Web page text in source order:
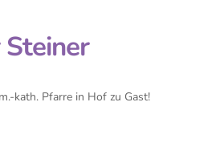
kath. Pfarre in Hof zu Gast!